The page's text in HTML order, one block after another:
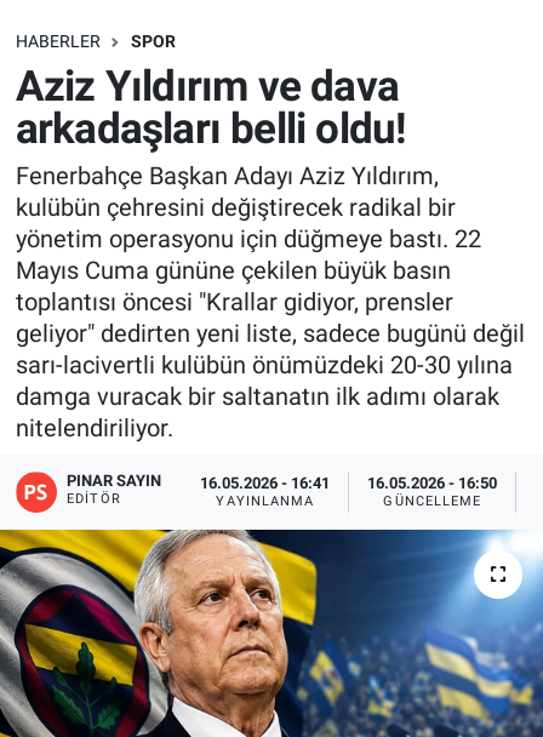
HABERLER SPOR
Aziz Yıldırım ve dava
arkadaşları belli oldu!
Fenerbahçe Başkan Adayı Aziz Yıldırım,
kulübün çehresini değiştirecek radikal bir
yönetim operasyonu için düğmeye bastı. 22
Mayıs Cuma gününe çekilen büyük basın
toplantısı öncesi "Krallar gidiyor, prensler
geliyor" dedirten yeni liste, sadece bugünü değil
sarı-lacivertli kulübün önümüzdeki 20-30 yılına
damga vuracak bir saltanatın ilk adımı olarak
nitelendiriliyor.
PINAR SAYIN
EDITÖR
16.05.2026 - 16:41
YAYINLANMA
16.05.2026 - 16:50
GÜNCELLEME
SAĞLIK
EKONOMİ
EĞİTİM
ÖZEL HABER
Keşfet
ASTROLOJİ
MANŞET
RESMİ İLANLAR
İLAN
Bize ulaşın
İletişim/Künye
Yaşam